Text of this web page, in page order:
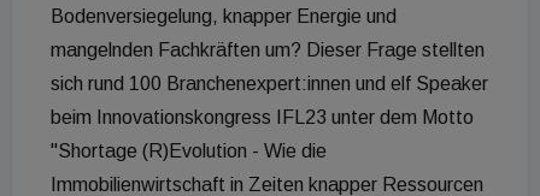
Bodenversiegelung, knapper Energie und
mangelnden Fachkräften um? Dieser Frage stellten
sich rund 100 Branchenexpert:innen und elf Speaker
beim Innovationskongress IFL23 unter dem Motto
"Shortage (R)Evolution - Wie die
Immobilienwirtschaft in Zeiten knapper Ressourcen